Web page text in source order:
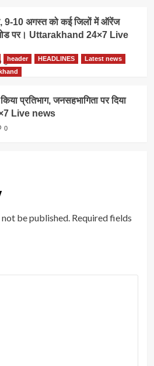
9-10 अगस्त को कई जिलों में ऑरेंज
मोड पर। Uttarakhand 24×7 Live
0
header HEADLINES
Latest news
प्रतिभाग, जनसहभागिता पर दिया
Live news
0
be published. Required fields